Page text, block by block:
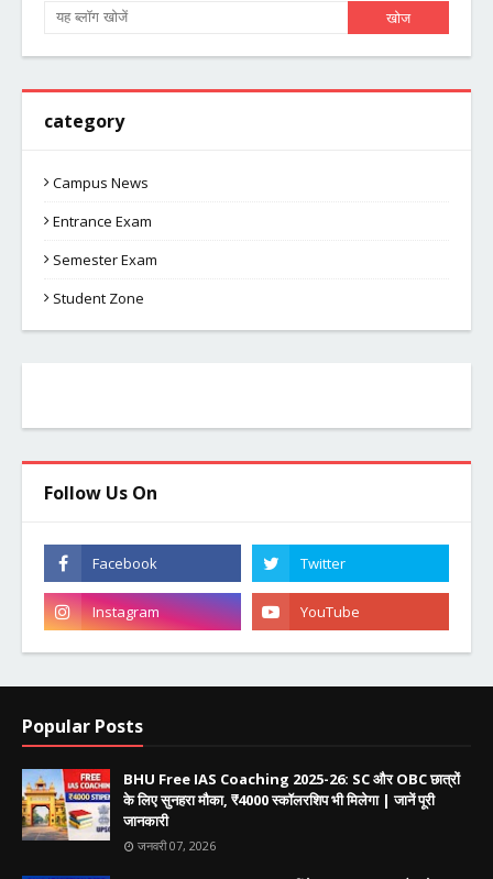
category
Campus News
Entrance Exam
Semester Exam
Student Zone
Follow Us On
Popular Posts
BHU Free IAS Coaching 2025-26: SC और OBC छात्रों
के लिए सुनहरा मौका, ₹4000 स्कॉलरशिप भी मिलेगा | जानें पूरी
जानकारी
जनवरी 07, 2026